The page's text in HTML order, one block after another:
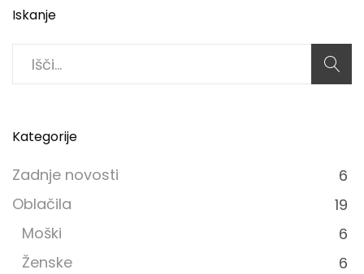
Iskanje
Search
for:
Kategorije
Zadnje novosti
6
Oblačila
19
Moški
6
Ženske
6